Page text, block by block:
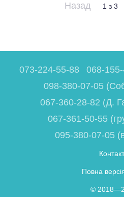
Назад 1 з 3
073-224-55-88
068-
098-380-07-05
067-360-28-82 (Д.
067-361-50-55
095-380-07-05
Повна
©